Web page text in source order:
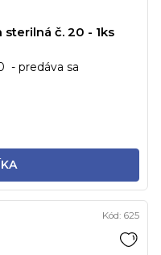
č. 20 - 1ks
- predáva sa
Kód: 625